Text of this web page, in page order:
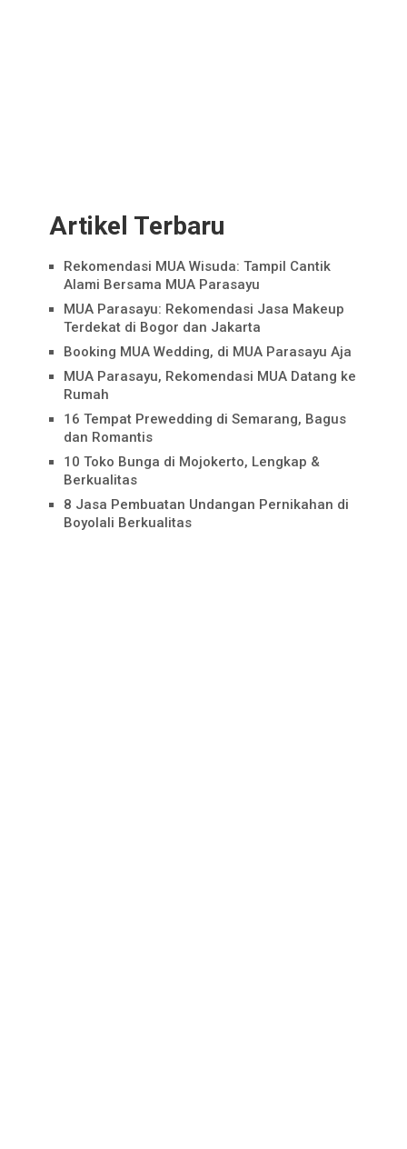
Artikel Terbaru
Rekomendasi MUA Wisuda: Tampil Cantik
Alami Bersama MUA Parasayu
MUA Parasayu: Rekomendasi Jasa Makeup
Terdekat di Bogor dan Jakarta
Booking MUA Wedding, di MUA Parasayu Aja
MUA Parasayu, Rekomendasi MUA Datang ke
Rumah
16 Tempat Prewedding di Semarang, Bagus
dan Romantis
10 Toko Bunga di Mojokerto, Lengkap &
Berkualitas
8 Jasa Pembuatan Undangan Pernikahan di
Boyolali Berkualitas